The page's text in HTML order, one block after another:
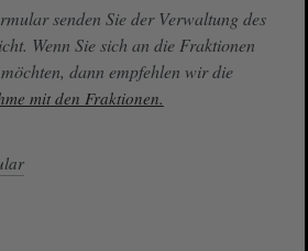
senden Sie der Verwaltung des
Wenn Sie sich an die Fraktionen
dann empfehlen wir die
mit den Fraktionen.